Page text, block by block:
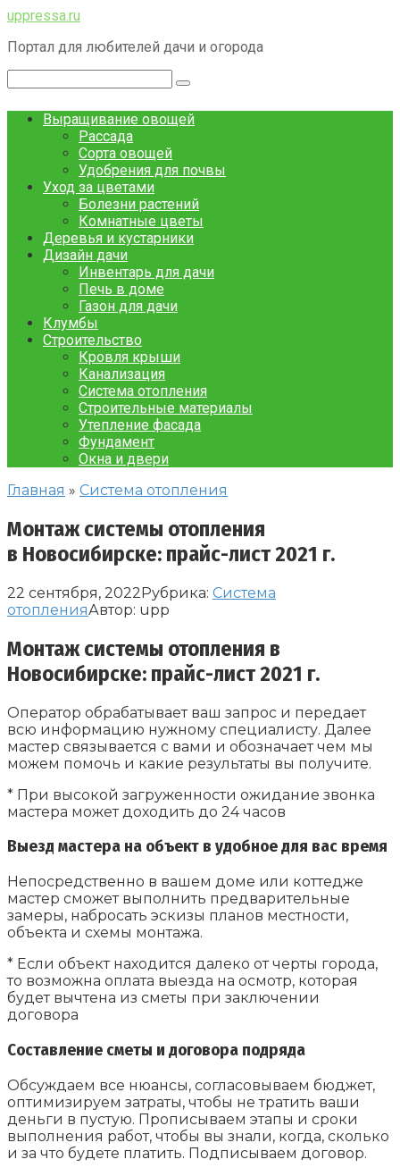
Перейти
контенту
uppressa.ru
Портал для любителей дачи и огорода
Выращивание овощей
Рассада
Сорта овощей
Удобрения для почвы
Уход за цветами
Болезни растений
Комнатные цветы
Деревья и кустарники
Дизайн дачи
Инвентарь для дачи
Печь в доме
Газон для дачи
Клумбы
Строительство
Кровля крыши
Канализация
Система отопления
Строительные материалы
Утепление фасада
Фундамент
Окна и двери
Главная » Система отопления
Монтаж системы отопления
в Новосибирске: прайс-лист 2021 г.
22 сентября, 2022Рубрика: Система
отопленияАвтор: upp
Монтаж системы отопления в
Новосибирске: прайс-лист 2021 г.
Оператор обрабатывает ваш запрос и передает
всю информацию нужному специалисту. Далее
мастер связывается с вами и обозначает чем мы
можем помочь и какие результаты вы получите.
* При высокой загруженности ожидание звонка
мастера может доходить до 24 часов
Выезд мастера на объект в удобное для вас время
Непосредственно в вашем доме или коттедже
мастер сможет выполнить предварительные
замеры, набросать эскизы планов местности,
объекта и схемы монтажа.
* Если объект находится далеко от черты города,
то возможна оплата выезда на осмотр, которая
будет вычтена из сметы при заключении
договора
Составление сметы и договора подряда
Обсуждаем все нюансы, согласовываем бюджет,
оптимизируем затраты, чтобы не тратить ваши
деньги в пустую. Прописываем этапы и сроки
выполнения работ, чтобы вы знали, когда, сколько
и за что будете платить. Подписываем договор.